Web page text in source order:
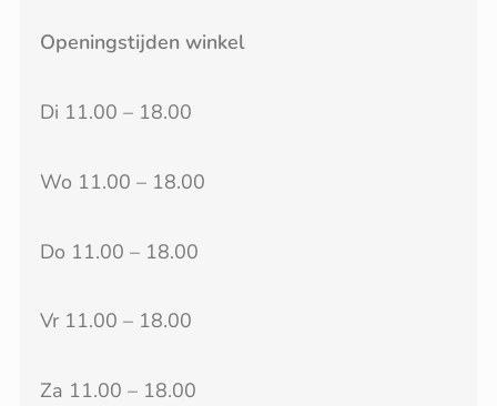
Openingstijden winkel
Di 11.00 – 18.00
Wo 11.00 – 18.00
Do 11.00 – 18.00
Vr 11.00 – 18.00
Za 11.00 – 18.00